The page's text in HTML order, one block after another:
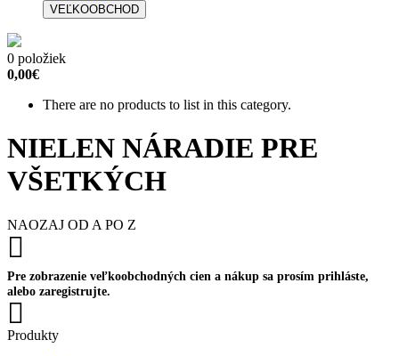
VEĽKOOBCHOD
0 položiek
0,00€
There are no products to list in this category.
NIELEN NÁRADIE PRE
VŠETKÝCH
NAOZAJ OD A PO Z
Pre zobrazenie veľkoobchodných cien a nákup sa prosím prihláste,
alebo zaregistrujte.
Produkty